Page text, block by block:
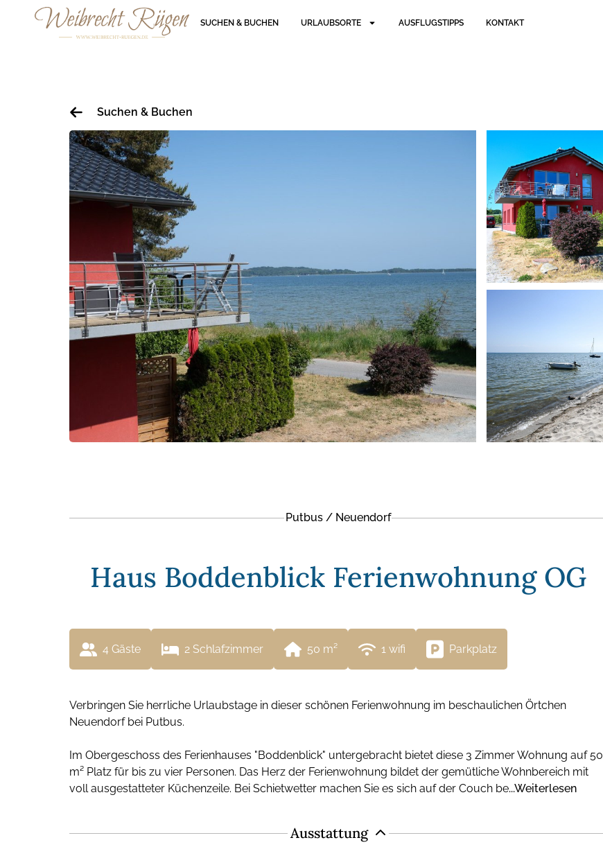
SUCHEN & BUCHEN URLAUBSORTE AUSFLUGSTIPPS KONTAKT
Suchen & Buchen
Putbus / Neuendorf
Haus Boddenblick Ferienwohnung OG
4 Gäste 2 Schlafzimmer 50 m² 1 wifi Parkplatz
Verbringen Sie herrliche Urlaubstage in dieser schönen Ferienwohnung im beschaulichen Örtchen
Neuendorf bei Putbus.
Im Obergeschoss des Ferienhauses "Boddenblick" untergebracht bietet diese 3 Zimmer Wohnung auf 50
m² Platz für bis zu vier Personen. Das Herz der Ferienwohnung bildet der gemütliche Wohnbereich mit
voll ausgestatteter Küchenzeile. Bei Schietwetter machen Sie es sich auf der Couch be...Weiterlesen
Ausstattung